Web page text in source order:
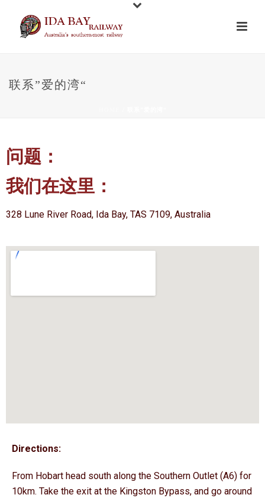
联系”爱的湾“
问题：
我们在这里：
328 Lune River Road, Ida Bay, TAS 7109, Australia
Directions:
From Hobart head south along the Southern Outlet (A6) for
10km. Take the exit at the Kingston Bypass, and go around